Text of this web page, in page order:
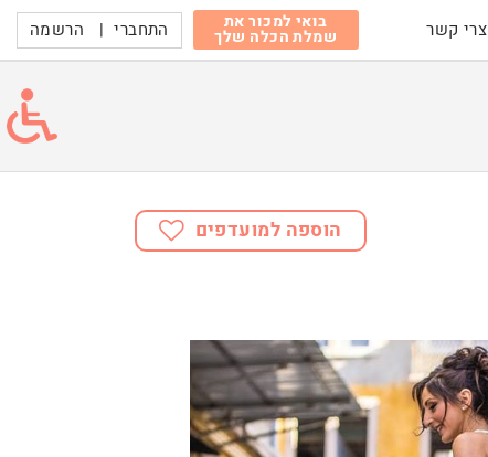
צרי קשר בואי למכור את
שמלת הכלה שלך התחברי | הרשמה
הוספה למועדפים